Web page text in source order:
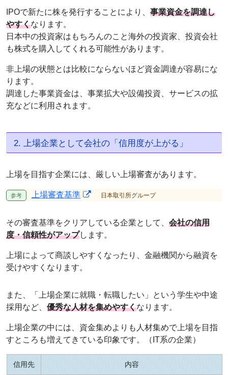
IPOで新たに株を発行することにより、 事業資金を調達し
やすくなります。
日本中の投資家はもちろんのこと海外の投資家、投資会社
も株式を購入してくれる可能性があります。
非上場の状態とは比較にならないほど資金調達が容易にな
ります。
調達した事業資金は、事業拡大や設備投資、サービスの拡
充などに利用されます。
2. 上場企業として会社の「信用度が上がる」
上場を目指す企業には、厳しい上場審査があります。
上場審査基準 日本取引所グループ
その審査基準をクリアしている企業として、 会社の信用
度・信頼性がアップします。
上場によって商談しやすくなったり、金融機関から融資を
受けやすくなります。
また、「上場企業に就職・転職したい」という学生や中途
採用など、 優秀な人材を集めやすくなります。
上場企業の中には、資金集めよりも人材集めで上場を目指
すところも増えてきている印象です。（IT系の企業）
信用先 内容